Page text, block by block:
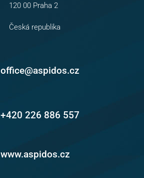
120 00 Praha 2
Česká republika
office@aspidos.cz
+420 226 886 557
www.aspidos.cz